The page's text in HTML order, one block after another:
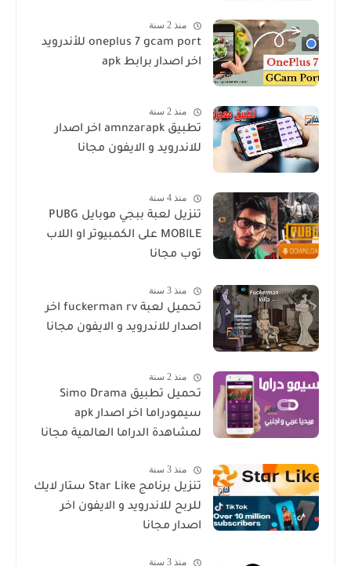
منذ 2 سنة
oneplus 7 gcam port للأندرويد
اخر اصدار برابط apk
منذ 2 سنة
تطبيق amnzarapk اخر اصدار
للاندرويد و الايفون مجانا
منذ 4 سنة
تنزيل لعبة ببجي موبايل PUBG
MOBILE على الكمبيوتر او اللاب
توب مجانا
منذ 3 سنة
تحميل لعبة fuckerman rv اخر
اصدار للاندرويد و الايفون مجانا
منذ 2 سنة
تحميل تطبيق Simo Drama
سيمودراما اخر اصدار apk
لمشاهدة الدراما العالمية مجانا
منذ 3 سنة
تنزيل برنامج Star Like ستار لايك
للربح للاندرويد و الايفون اخر
اصدار مجانا
منذ 3 سنة